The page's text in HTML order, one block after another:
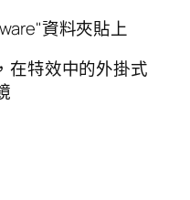
資料夾貼上
在特效中的外掛式